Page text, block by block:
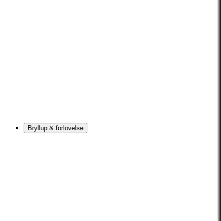
Bryllup & forlovelse